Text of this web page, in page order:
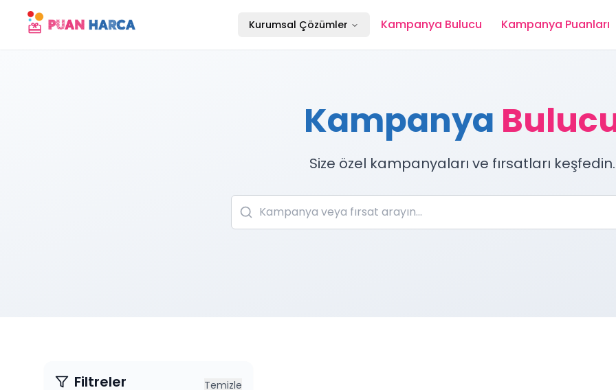
Kurumsal Çözümler Kampanya Bulucu Kampanya Puanları
Kampanya
Size özel kampanyaları ve fırsatları keşfedin.
Filtreler Temizle